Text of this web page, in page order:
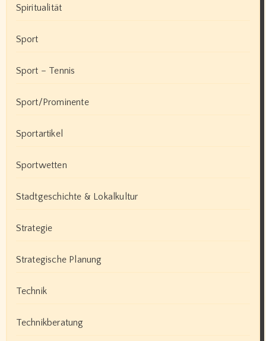
Spiritualität
Sport
Sport – Tennis
Sport/Prominente
Sportartikel
Sportwetten
Stadtgeschichte & Lokalkultur
Strategie
Strategische Planung
Technik
Technikberatung